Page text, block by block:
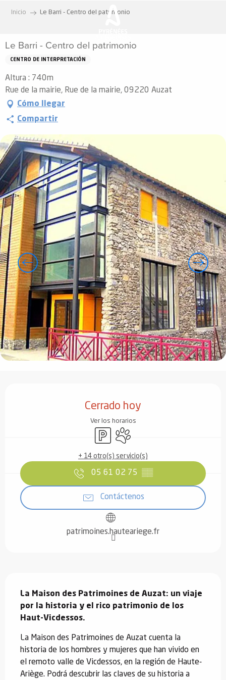
principal
Inicio Le Barri - Centro del patrimonio
Le Barri - Centro del patrimonio
CENTRO DE INTERPRETACIÓN
Altura : 740m
Rue de la mairie, Rue de la mairie, 09220 Auzat
Cómo llegar
Compartir
Cerrado hoy
Ver los horarios
AparcamientoSe aceptan animales
+ 14 otro(s) servicio(s)
05 61 02 75 ▒▒
Contáctenos
patrimoines.hauteariege.fr
La Maison des Patrimoines de Auzat: un viaje
por la historia y el rico patrimonio de los
Haut-Vicdessos.
La Maison des Patrimoines de Auzat cuenta la
historia de los hombres y mujeres que han vivido en
el remoto valle de Vicdessos, en la región de Haute-
Ariège. Podrá descubrir las claves de su historia a